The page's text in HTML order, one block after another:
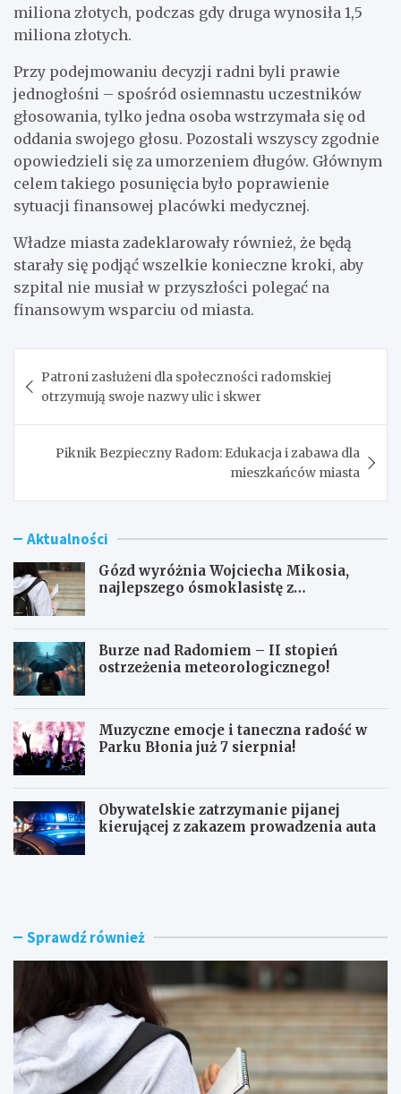
miliona złotych, podczas gdy druga wynosiła 1,5
miliona złotych.
Przy podejmowaniu decyzji radni byli prawie
jednogłośni – spośród osiemnastu uczestników
głosowania, tylko jedna osoba wstrzymała się od
oddania swojego głosu. Pozostali wszyscy zgodnie
opowiedzieli się za umorzeniem długów. Głównym
celem takiego posunięcia było poprawienie
sytuacji finansowej placówki medycznej.
Władze miasta zadeklarowały również, że będą
starały się podjąć wszelkie konieczne kroki, aby
szpital nie musiał w przyszłości polegać na
finansowym wsparciu od miasta.
wpisu
Patroni zasłużeni dla społeczności radomskiej
otrzymują swoje nazwy ulic i skwer
Piknik Bezpieczny Radom: Edukacja i zabawa dla
mieszkańców miasta
Aktualności
Gózd wyróżnia Wojciecha Mikosia,
najlepszego ósmoklasistę z
Burze nad Radomiem – II stopień
ostrzeżenia meteorologicznego!
Muzyczne emocje i taneczna radość w
Parku Błonia już 7 sierpnia!
Obywatelskie zatrzymanie pijanej
kierującej z zakazem prowadzenia auta
G
y
a
W
o
B
n
o
m
i
Sprawdź również